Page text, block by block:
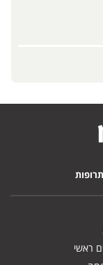
ראשי